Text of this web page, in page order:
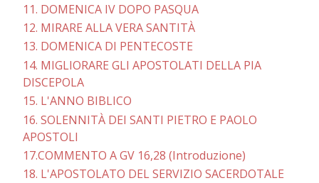
11. DOMENICA IV DOPO PASQUA
12. MIRARE ALLA VERA SANTITÀ
13. DOMENICA DI PENTECOSTE
14. MIGLIORARE GLI APOSTOLATI DELLA PIA
DISCEPOLA
15. L'ANNO BIBLICO
16. SOLENNITÀ DEI SANTI PIETRO E PAOLO
APOSTOLI
17.COMMENTO A GV 16,28 (Introduzione)
18. L'APOSTOLATO DEL SERVIZIO SACERDOTALE